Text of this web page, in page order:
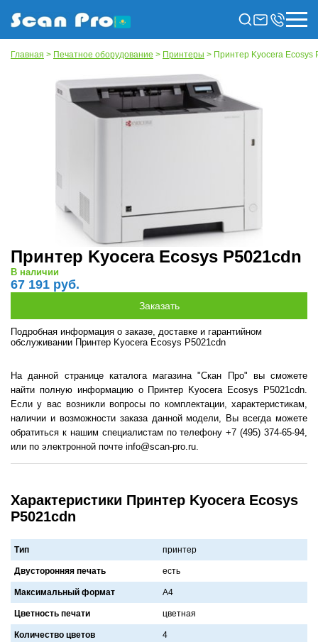
Главная > Печатное оборудование > Принтеры > Принтер Kyocera Ecosys
Принтер Kyocera Ecosys P5021cdn
В наличии
67 191 руб.
Подробная информация о заказе, доставке и гарантийном
обслуживании Принтер Kyocera Ecosys P5021cdn
На данной странице каталога магазина "Скан Про" вы сможете
найти полную информацию о Принтер Kyocera Ecosys P5021cdn.
Если у вас возникли вопросы по комплектации, характеристикам,
наличии и возможности заказа данной модели, Вы всегда можете
обратиться к нашим специалистам по телефону +7 (495) 374-65-94,
или по электронной почте info@scan-pro.ru.
Характеристики Принтер Kyocera Ecosys
P5021cdn
Тип принтер
Двусторонняя печать есть
Максимальный формат A4
Цветность печати цветнaя
Количество цветов 4